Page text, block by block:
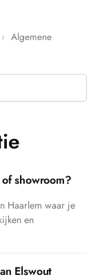
› Algemene
showroom?
Haarlem waar je
en
Elswout